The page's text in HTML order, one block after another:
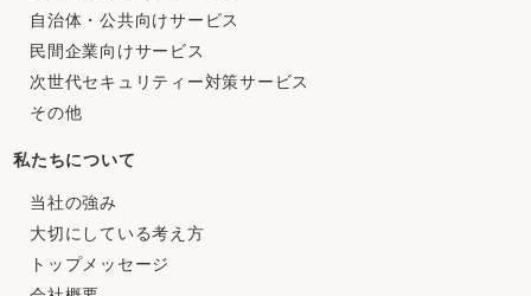
自治体・公共向けサービス
民間企業向けサービス
次世代セキュリティー対策サービス
その他
私たちについて
当社の強み
大切にしている考え方
トップメッセージ